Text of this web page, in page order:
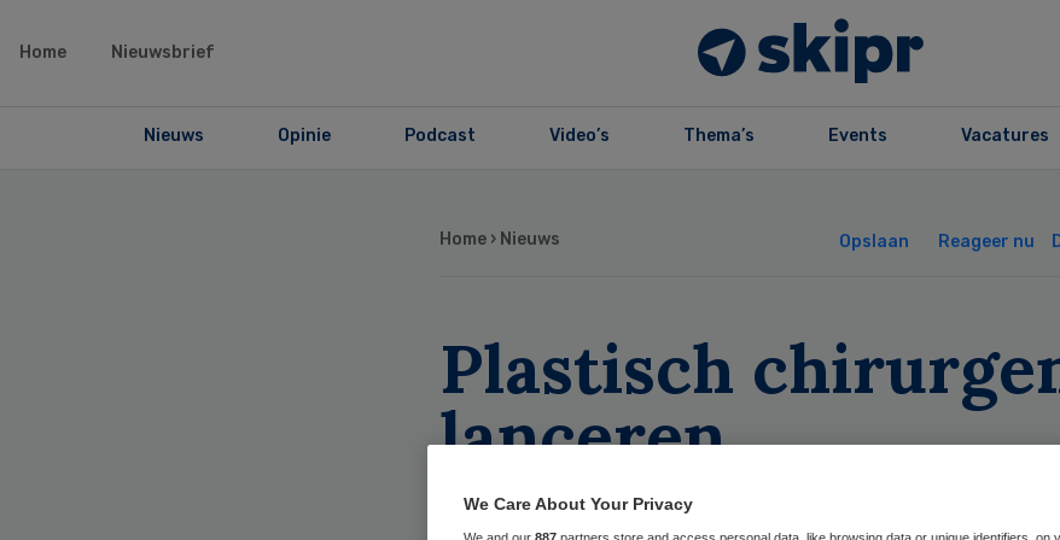
Home Nieuwsbrief
Nieuws Opinie Podcast Video’s Thema’s Events Vacatures
Home › Nieuws Opslaan Reageer nu
Plastisch
lanceren
kennisagenda
We Care About Your Privacy